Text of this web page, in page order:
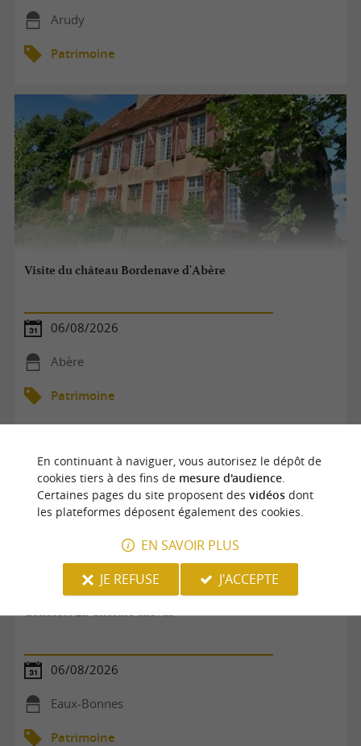
Arudy
Patrimoine
Visite du château Bordenave d'Abère
06/08/2026
Abère
Patrimoine
Concert : La Chorale cheval
06/08/2026
Eaux-Bonnes
Patrimoine
En continuant à naviguer, vous autorisez le dépôt de
cookies tiers à des fins de mesure d'audience.
Certaines pages du site proposent des vidéosdont
les plateformes déposent également des cookies.
EN SAVOIR PLUS
JE REFUSE
J'ACCEPTE